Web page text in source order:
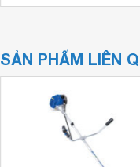
SẢN PHẨM LIÊN